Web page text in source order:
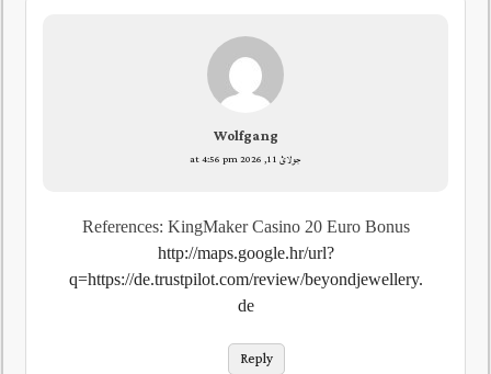
Wolfgang
جولائ 11, 2026 at 4:56 pm
References: KingMaker Casino 20 Euro Bonus
http://maps.google.hr/url?
q=https://de.trustpilot.com/review/beyondjewellery.
de
Reply